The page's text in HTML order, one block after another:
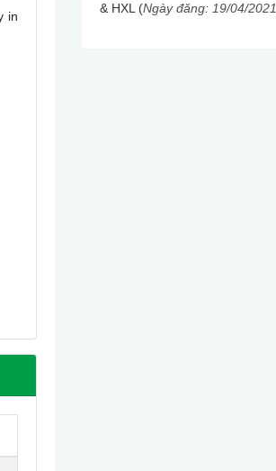
in
& HXL (Ngày đăng: 19/04/2021